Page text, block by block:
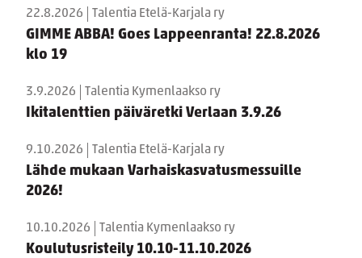
22.8.2026 Talentia Etelä-Karjala ry
GIMME ABBA! Goes Lappeenranta! 22.8.2026
klo 19
3.9.2026 Talentia Kymenlaakso ry
Ikitalenttien päiväretki Verlaan 3.9.26
9.10.2026 Talentia Etelä-Karjala ry
Lähde mukaan Varhaiskasvatusmessuille
2026!
10.10.2026 Talentia Kymenlaakso ry
Koulutusristeily 10.10-11.10.2026